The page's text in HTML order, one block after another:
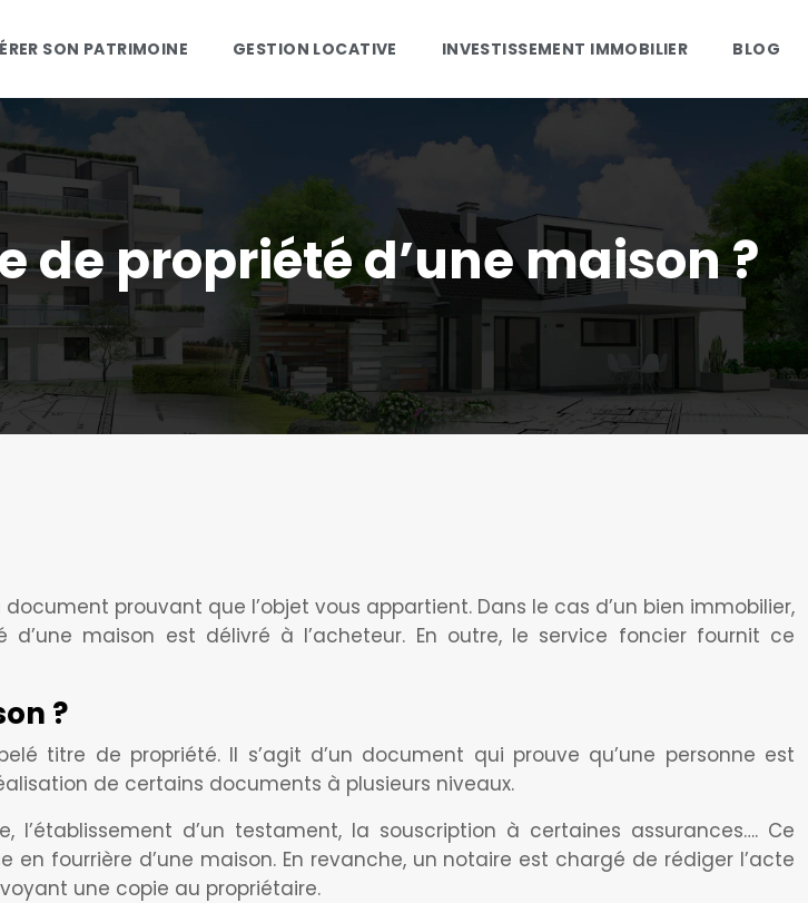
SON PATRIMOINE GESTION LOCATIVE INVESTISSEMENT IMMOBILIER BLOG
propriété d’une maison ?
prouvant que l’objet vous appartient. Dans le cas d’un bien immobilier,
maison est délivré à l’acheteur. En outre, le service foncier fournit ce
?
titre de propriété. Il s’agit d’un document qui prouve qu’une personne est
de certains documents à plusieurs niveaux.
d’un testament, la souscription à certaines assurances…. Ce
fourrière d’une maison. En revanche, un notaire est chargé de rédiger l’acte
une copie au propriétaire.